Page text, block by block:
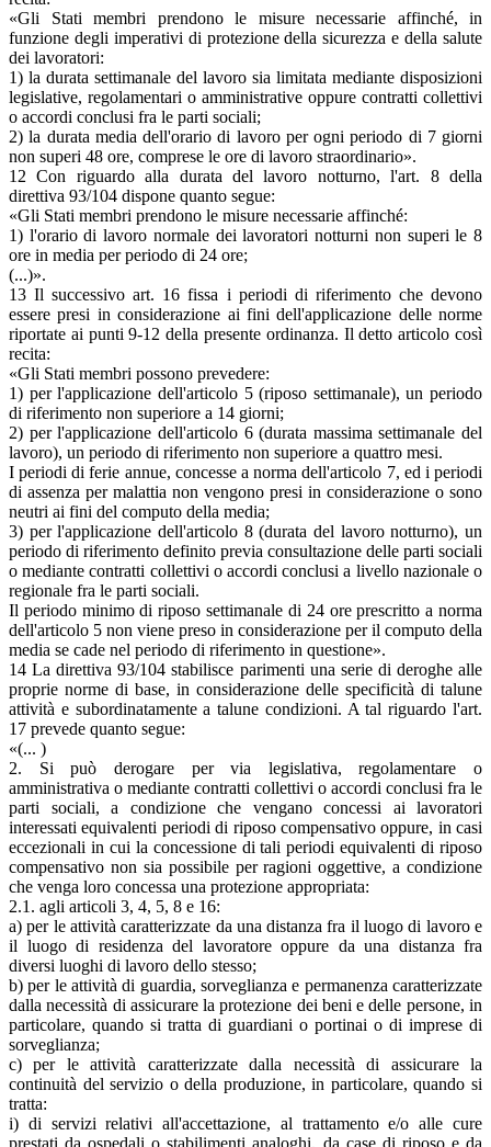
«Gli Stati membri prendono le misure necessarie affinché, in
funzione degli imperativi di protezione della sicurezza e della salute
dei lavoratori:
1) la durata settimanale del lavoro sia limitata mediante disposizioni
legislative, regolamentari o amministrative oppure contratti collettivi
o accordi conclusi fra le parti sociali;
2) la durata media dell'orario di lavoro per ogni periodo di 7 giorni
non superi 48 ore, comprese le ore di lavoro straordinario».
12 Con riguardo alla durata del lavoro notturno, l'art. 8 della
direttiva 93/104 dispone quanto segue:
«Gli Stati membri prendono le misure necessarie affinché:
1) l'orario di lavoro normale dei lavoratori notturni non superi le 8
ore in media per periodo di 24 ore;
(...)».
13 Il successivo art. 16 fissa i periodi di riferimento che devono
essere presi in considerazione ai fini dell'applicazione delle norme
riportate ai punti 9-12 della presente ordinanza. Il detto articolo così
recita:
«Gli Stati membri possono prevedere:
1) per l'applicazione dell'articolo 5 (riposo settimanale), un periodo
di riferimento non superiore a 14 giorni;
2) per l'applicazione dell'articolo 6 (durata massima settimanale del
lavoro), un periodo di riferimento non superiore a quattro mesi.
I periodi di ferie annue, concesse a norma dell'articolo 7, ed i periodi
di assenza per malattia non vengono presi in considerazione o sono
neutri ai fini del computo della media;
3) per l'applicazione dell'articolo 8 (durata del lavoro notturno), un
periodo di riferimento definito previa consultazione delle parti sociali
o mediante contratti collettivi o accordi conclusi a livello nazionale o
regionale fra le parti sociali.
Il periodo minimo di riposo settimanale di 24 ore prescritto a norma
dell'articolo 5 non viene preso in considerazione per il computo della
media se cade nel periodo di riferimento in questione».
14 La direttiva 93/104 stabilisce parimenti una serie di deroghe alle
proprie norme di base, in considerazione delle specificità di talune
attività e subordinatamente a talune condizioni. A tal riguardo l'art.
17 prevede quanto segue:
«(... )
2. Si può derogare per via legislativa, regolamentare o
amministrativa o mediante contratti collettivi o accordi conclusi fra le
parti sociali, a condizione che vengano concessi ai lavoratori
interessati equivalenti periodi di riposo compensativo oppure, in casi
eccezionali in cui la concessione di tali periodi equivalenti di riposo
compensativo non sia possibile per ragioni oggettive, a condizione
che venga loro concessa una protezione appropriata:
2.1. agli articoli 3, 4, 5, 8 e 16:
a) per le attività caratterizzate da una distanza fra il luogo di lavoro e
il luogo di residenza del lavoratore oppure da una distanza fra
diversi luoghi di lavoro dello stesso;
b) per le attività di guardia, sorveglianza e permanenza caratterizzate
dalla necessità di assicurare la protezione dei beni e delle persone, in
particolare, quando si tratta di guardiani o portinai o di imprese di
sorveglianza;
c) per le attività caratterizzate dalla necessità di assicurare la
continuità del servizio o della produzione, in particolare, quando si
tratta:
i) di servizi relativi all'accettazione, al trattamento e/o alle cure
prestati da ospedali o stabilimenti analoghi, da case di riposo e da